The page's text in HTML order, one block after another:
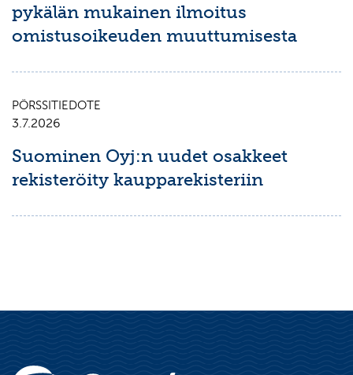
pykälän mukainen ilmoitus
omistusoikeuden muuttumisesta
PÖRSSITIEDOTE
3.7.2026
Suominen Oyj:n uudet osakkeet
rekisteröity kaupparekisteriin